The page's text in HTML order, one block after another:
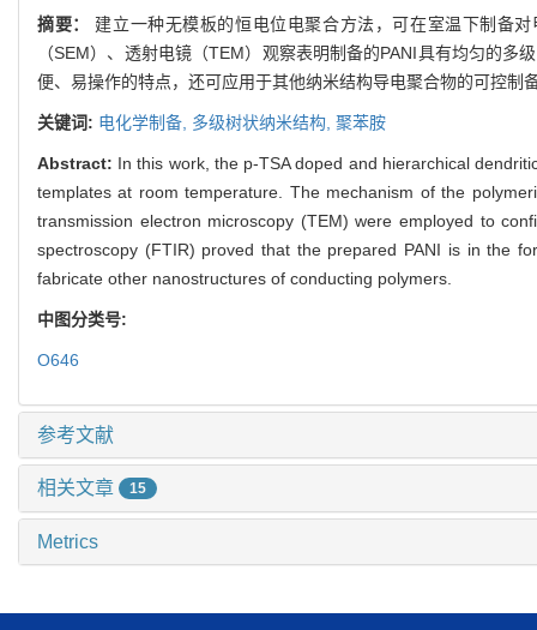
摘要： 建立一种无模板的恒电位电聚合方法，可在室温下制备
（SEM）、透射电镜（TEM）观察表明制备的PANI具有均匀的
便、易操作的特点，还可应用于其他纳米结构导电聚合物的可控制
关键词: 电化学制备, 多级树状纳米结构, 聚苯胺
Abstract: In this work, the p-TSA doped and hierarchical
templates at room temperature. The mechanism of the
transmission electron microscopy (TEM) were employed to
spectroscopy (FTIR) proved that the prepared PANI is in the
fabricate other nanostructures of conducting polymers.
中图分类号:
O646
参考文献
相关文章 15
Metrics